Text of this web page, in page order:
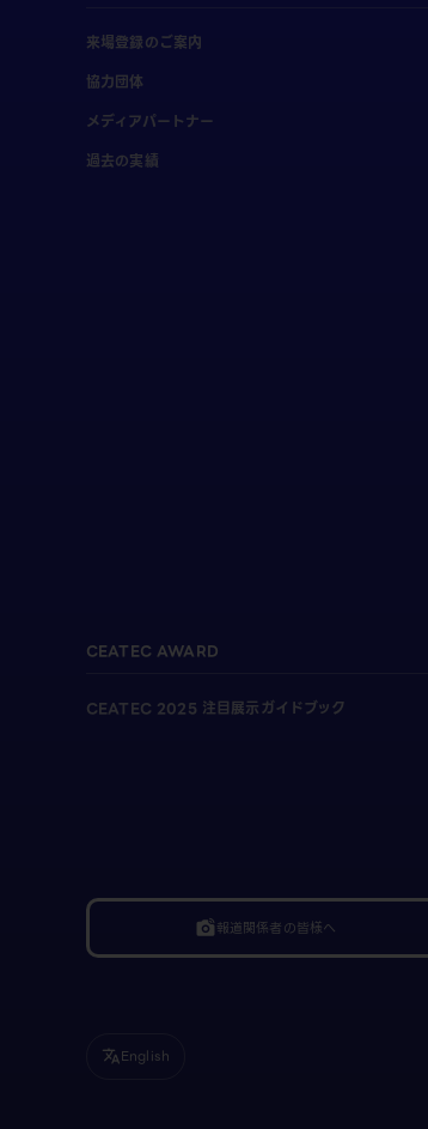
来場登録のご案内
協力団体
メディアパートナー
過去の実績
CEATEC AWARD
CEATEC 2025 注目展示ガイドブック
linked_camera報道関係者の皆様へ
translateEnglish